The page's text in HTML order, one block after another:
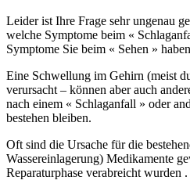
Leider ist Ihre Frage sehr ungenau
welche Symptome beim «
Symptome Sie beim « Sehen »
Eine Schwellung im Gehirn (meist
verursacht – können aber auch
nach einem « Schlaganfall » oder
bestehen bleiben.
Oft sind die Ursache für die
Wassereinlagerung) Medikamente
Reparaturphase verabreicht wurden .